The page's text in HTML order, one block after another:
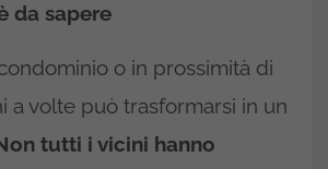
da sapere
o in prossimità di
a volte può trasformarsi in un
tutti i vicini hanno